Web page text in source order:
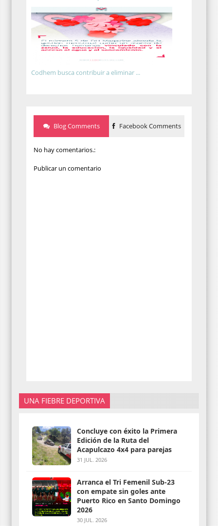
Codhem busca contribuir a eliminar ...
Blog Comments Facebook Comments
No hay comentarios.:
Publicar un comentario
UNA FIEBRE DEPORTIVA
Concluye con éxito la Primera
Edición de la Ruta del
Acapulcazo 4x4 para parejas
31 JUL. 2026
Arranca el Tri Femenil Sub-23
con empate sin goles ante
Puerto Rico en Santo Domingo
2026
30 JUL. 2026